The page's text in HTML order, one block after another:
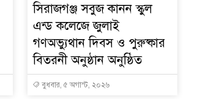
সিরাজগঞ্জ সবুজ কানন স্কুল
এন্ড কলেজে জুলাই
গণঅভ্যুথান দিবস ও পুরুষ্কার
বিতরনী অনুষ্ঠান অনুষ্ঠিত
বুধবার, ৫ অগাস্ট, ২০২৬